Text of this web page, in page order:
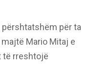
për ta
Mario Mitaj e
të rreshtojë